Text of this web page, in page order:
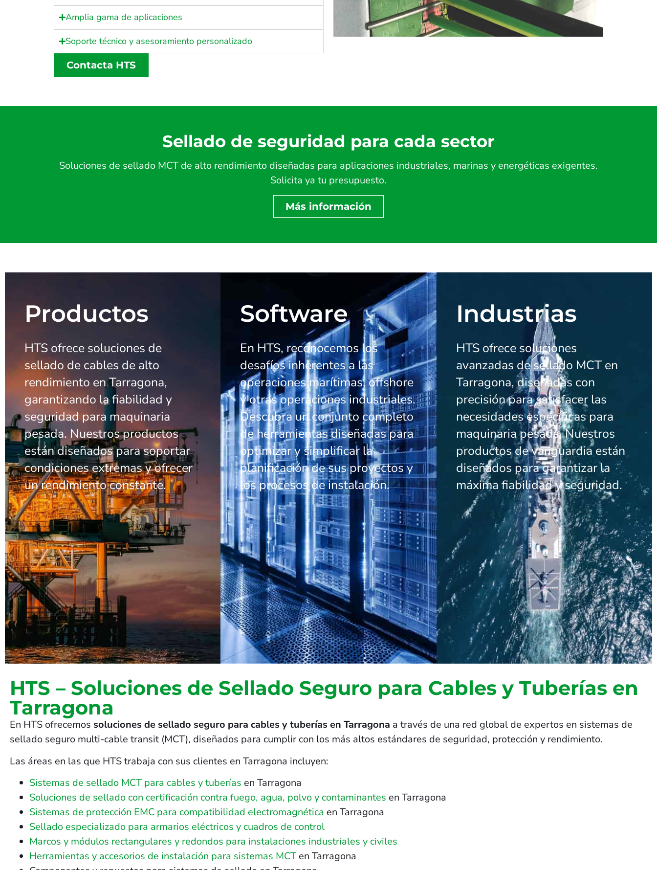
Amplia gama de aplicaciones
Soporte técnico y asesoramiento personalizado
Contacta HTS
Sellado de seguridad para cada sector
Soluciones de sellado MCT de alto rendimiento diseñadas para aplicaciones industriales, marinas y energéticas exigentes.
Solicita ya tu presupuesto.
Más información
Productos
HTS ofrece soluciones de
sellado de cables de alto
rendimiento en Tarragona,
garantizando la fiabilidad y
seguridad para maquinaria
pesada. Nuestros productos
están diseñados para soportar
condiciones extremas y ofrecer
un rendimiento constante.
Software
En HTS, reconocemos los
desafíos inherentes a las
operaciones marítimas, offshore
y otras operaciones industriales.
Descubra un conjunto completo
de herramientas diseñadas para
optimizar y simplificar la
planificación de sus proyectos y
los procesos de instalación.
Industrias
HTS ofrece soluciones
avanzadas de sellado MCT en
Tarragona, diseñadas con
precisión para satisfacer las
necesidades específicas para
maquinaria pesada. Nuestros
productos de vanguardia están
diseñados para garantizar la
máxima fiabilidad y seguridad.
HTS – Soluciones de Sellado Seguro para Cables y Tuberías en
Tarragona
En HTS ofrecemos soluciones de sellado seguro para cables y tuberías en Tarragona a través de una red global de expertos en sistemas de
sellado seguro multi-cable transit (MCT), diseñados para cumplir con los más altos estándares de seguridad, protección y rendimiento.
Las áreas en las que HTS trabaja con sus clientes en Tarragona incluyen:
Sistemas de sellado MCT para cables y tuberías en Tarragona
Soluciones de sellado con certificación contra fuego, agua, polvo y contaminantes en Tarragona
Sistemas de protección EMC para compatibilidad electromagnética en Tarragona
Sellado especializado para armarios eléctricos y cuadros de control
Marcos y módulos rectangulares y redondos para instalaciones industriales y civiles
Herramientas y accesorios de instalación para sistemas MCT en Tarragona